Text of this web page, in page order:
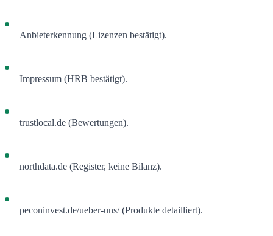
Anbieterkennung (Lizenzen bestätigt).
Impressum (HRB bestätigt).
trustlocal.de (Bewertungen).
northdata.de (Register, keine Bilanz).
peconinvest.de/ueber-uns/ (Produkte detailliert).